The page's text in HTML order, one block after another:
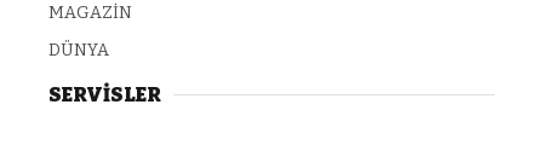
MAGAZİN
DÜNYA
SERVİSLER